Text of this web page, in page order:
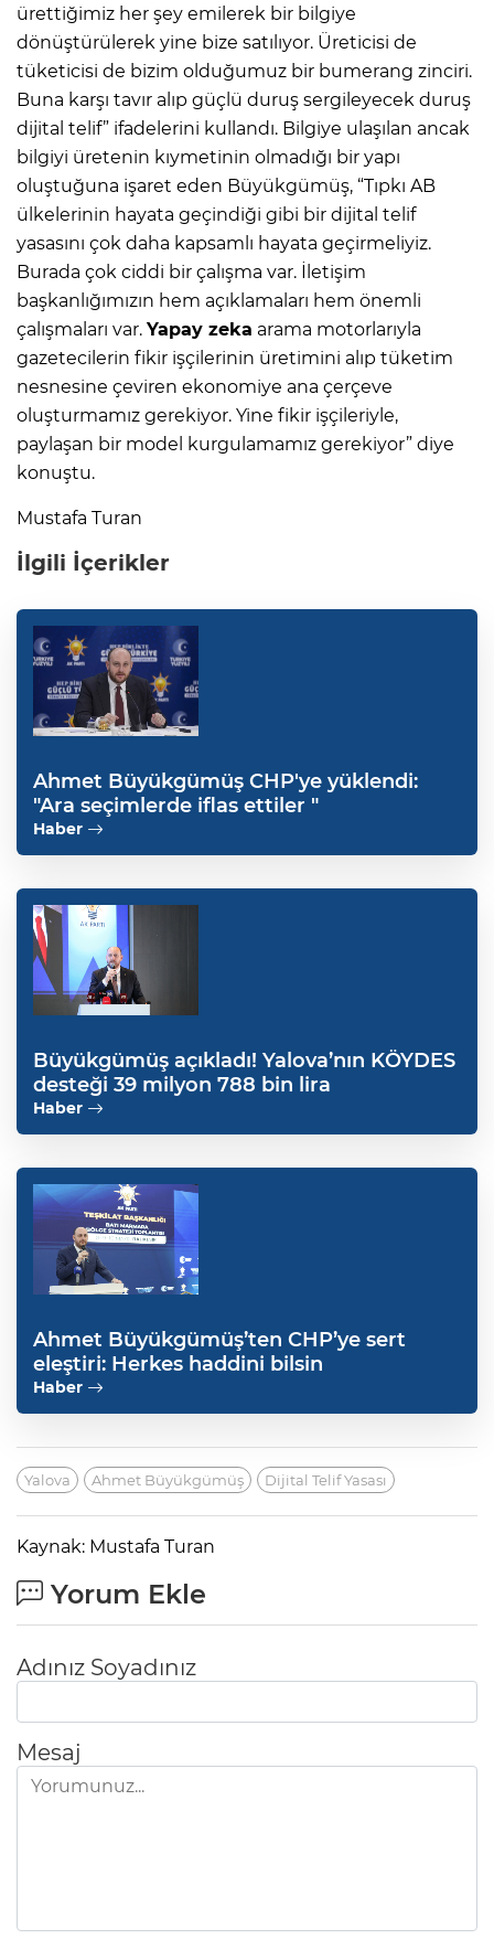
ürettiğimiz her şey emilerek bir bilgiye
dönüştürülerek yine bize satılıyor. Üreticisi de
tüketicisi de bizim olduğumuz bir bumerang zinciri.
Buna karşı tavır alıp güçlü duruş sergileyecek duruş
dijital telif” ifadelerini kullandı. Bilgiye ulaşılan ancak
bilgiyi üretenin kıymetinin olmadığı bir yapı
oluştuğuna işaret eden Büyükgümüş, “Tıpkı AB
ülkelerinin hayata geçindiği gibi bir dijital telif
yasasını çok daha kapsamlı hayata geçirmeliyiz.
Burada çok ciddi bir çalışma var. İletişim
başkanlığımızın hem açıklamaları hem önemli
çalışmaları var. Yapay zeka arama motorlarıyla
gazetecilerin fikir işçilerinin üretimini alıp tüketim
nesnesine çeviren ekonomiye ana çerçeve
oluşturmamız gerekiyor. Yine fikir işçileriyle,
paylaşan bir model kurgulamamız gerekiyor” diye
konuştu.
Mustafa Turan
İlgili İçerikler
Ahmet Büyükgümüş CHP'ye yüklendi:
"Ara seçimlerde iflas ettiler "
Haber
Büyükgümüş açıkladı! Yalova’nın KÖYDES
desteği 39 milyon 788 bin lira
Haber
Ahmet Büyükgümüş’ten CHP’ye sert
eleştiri: Herkes haddini bilsin
Haber
Yalova Ahmet Büyükgümüş Dijital Telif Yasası
Kaynak: Mustafa Turan
Yorum Ekle
Adınız Soyadınız
Mesaj